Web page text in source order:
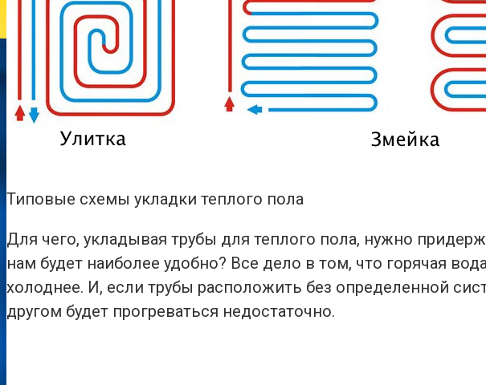
Типовые схемы укладки теплого пола
Для чего, укладывая трубы для теплого пола, нужно
нам будет наиболее удобно? Все дело в том, что горячая
холоднее. И, если трубы расположить без определенной
другом будет прогреваться недостаточно.